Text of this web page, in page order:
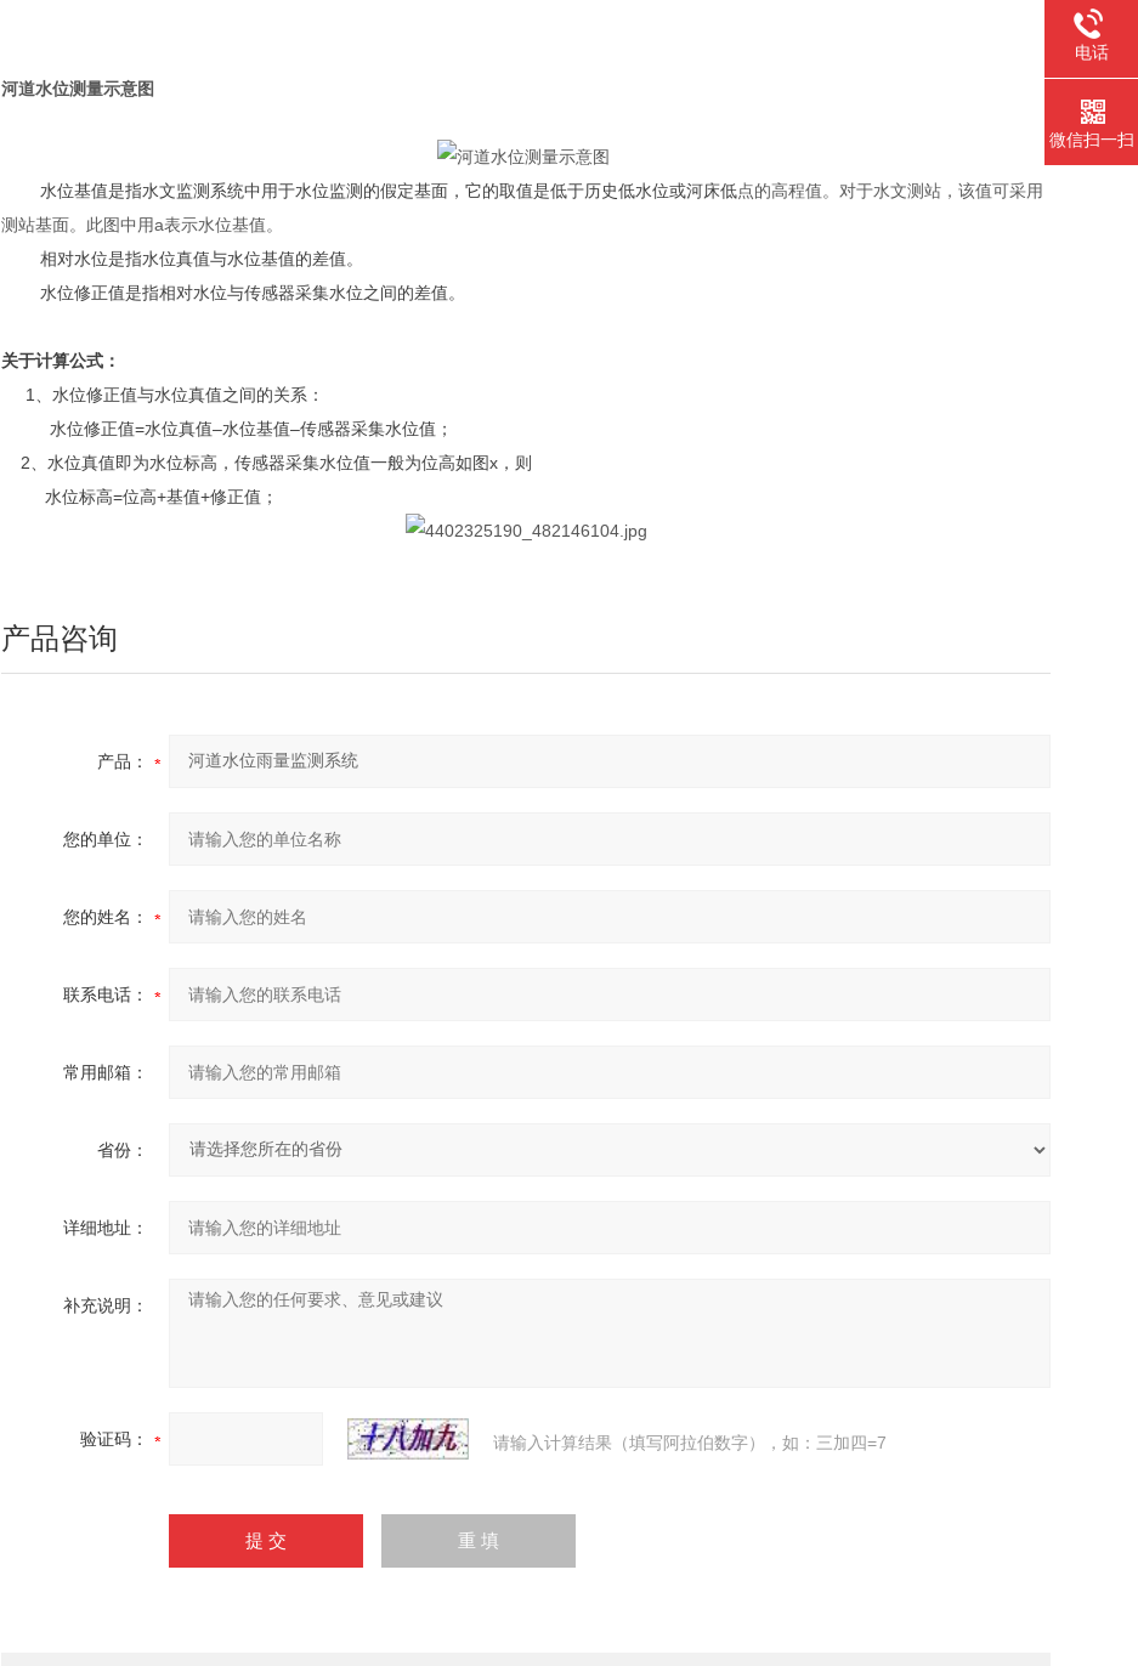
河道水位测量示意图
水位基值是指水文监测系统中用于水位监测的假定基面，它的取值是低于历史低水位或河床低点的高程值。对于水文测站，该值可采用
测站基面。此图中用a表示水位基值。
相对水位是指水位真值与水位基值的差值。
水位修正值是指相对水位与传感器采集水位之间的差值。
关于计算公式：
1、水位修正值与水位真值之间的关系：
水位修正值=水位真值–水位基值–传感器采集水位值；
2、水位真值即为水位标高，传感器采集水位值一般为位高如图x，则
水位标高=位高+基值+修正值；
产品咨询
产品：
您的单位：
您的姓名：
联系电话：
常用邮箱：
省份：
详细地址：
补充说明：
验证码： 请输入计算结果（填写阿拉伯数字），如：三加四=7
电话
微信扫一扫